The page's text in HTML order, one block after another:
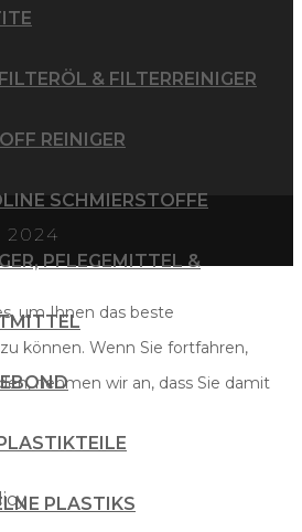
& FILTERREINIGER
REINIGER
SCHMIERSTOFFE
PFLEGEMITTEL &
PLASTIKS
2024
um Ihnen das beste
können. Wenn Sie fortfahren,
nehmen wir an, dass Sie damit